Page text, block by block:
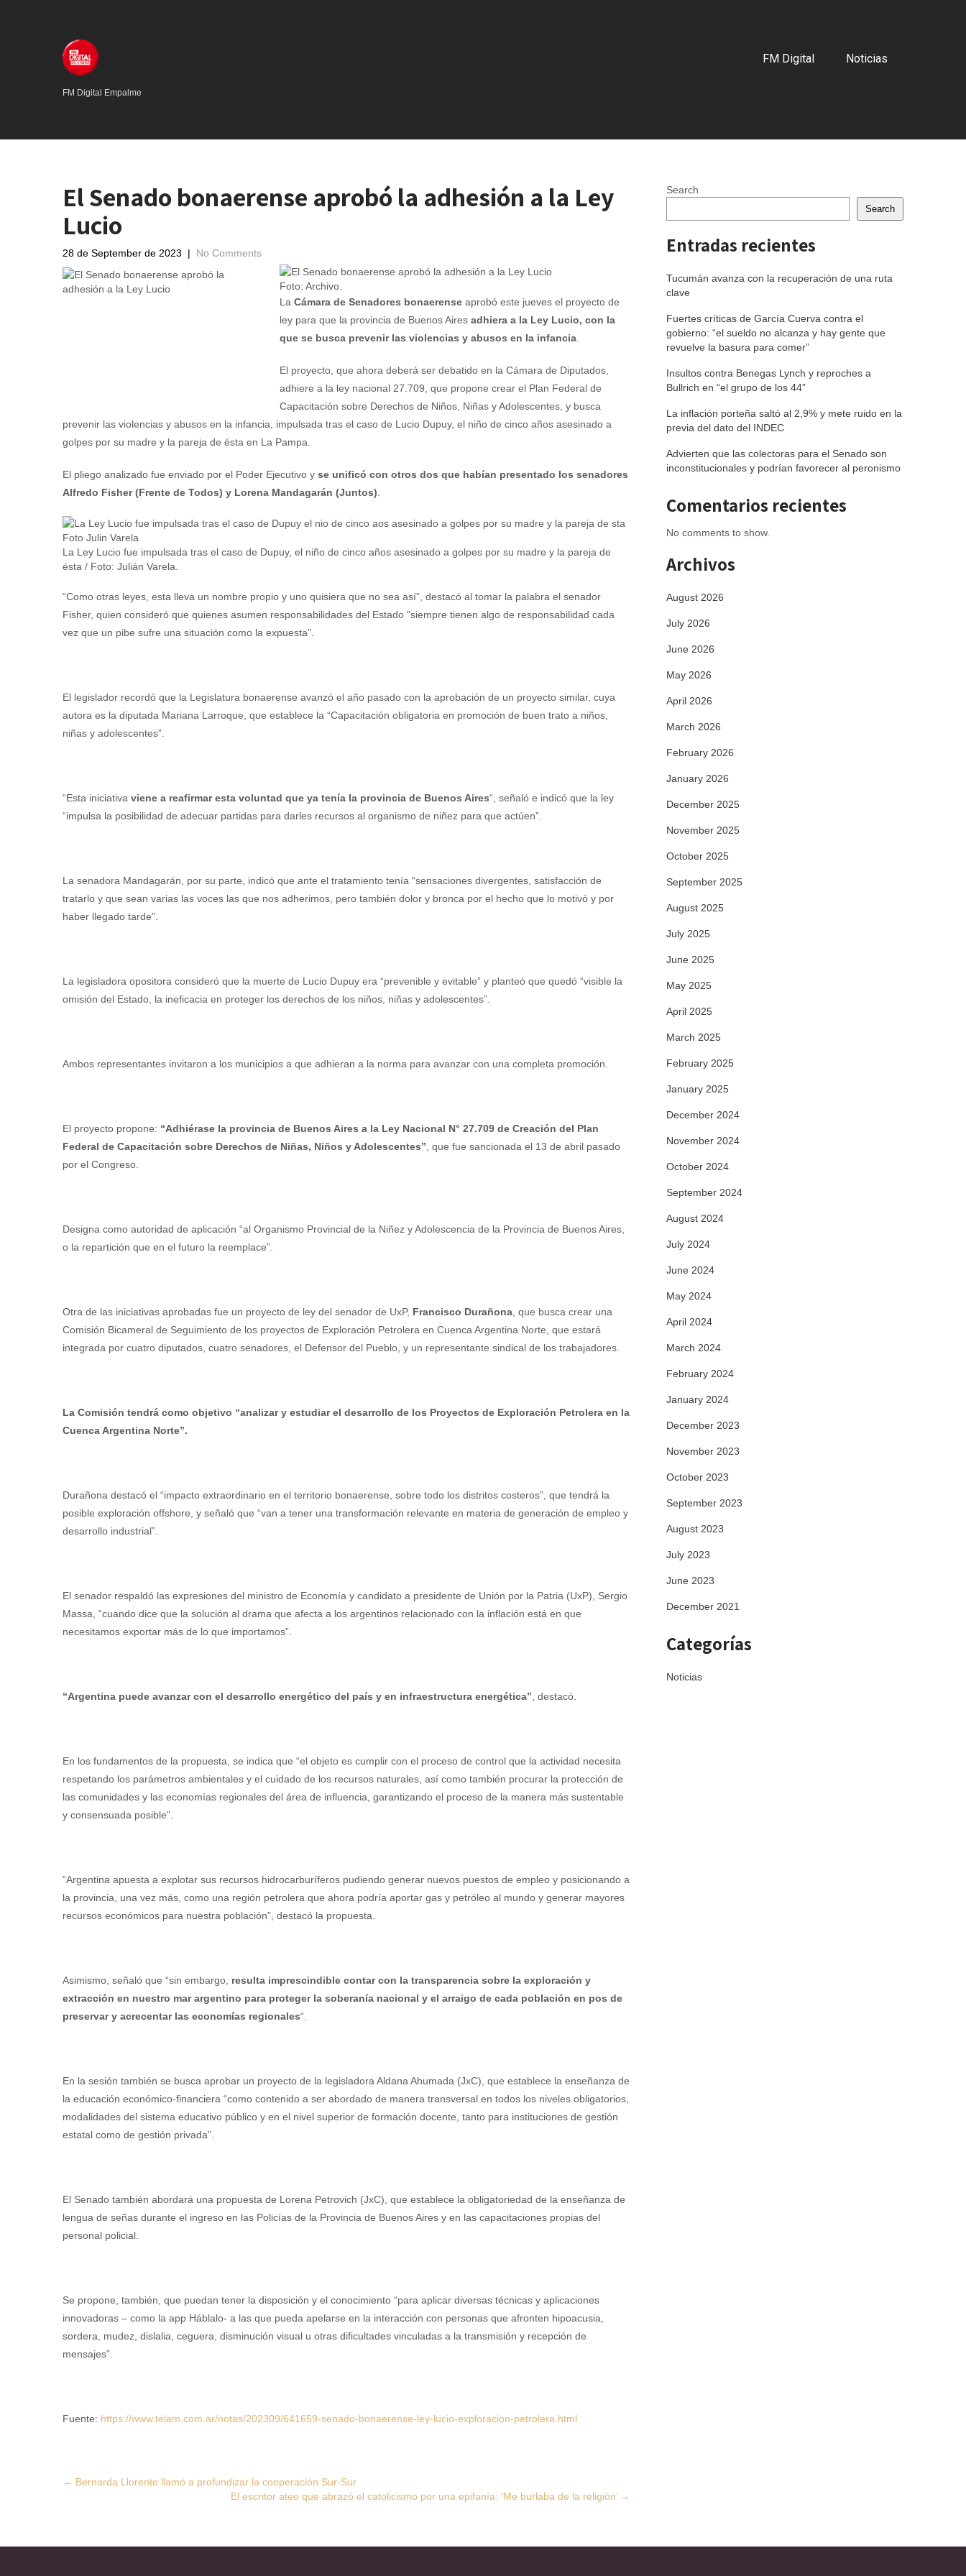
FM Digital Empalme
FM Digital Noticias
El Senado bonaerense aprobó la adhesión a la Ley
Lucio
28 de September de 2023 | No Comments
Foto: Archivo.
La Cámara de Senadores bonaerenseaprobó este jueves el proyecto de
ley para que la provincia de Buenos Aires adhiera a la Ley Lucio, con la
que se busca prevenir las violencias y abusos en la infancia.
El proyecto, que ahora deberá ser debatido en la Cámara de Diputados,
adhiere a la ley nacional 27.709, que propone crear el Plan Federal de
Capacitación sobre Derechos de Niños, Niñas y Adolescentes, y busca
prevenir las violencias y abusos en la infancia, impulsada tras el caso de Lucio Dupuy, el niño de cinco años asesinado a
golpes por su madre y la pareja de ésta en La Pampa.
El pliego analizado fue enviado por el Poder Ejecutivo y se unificó con otros dos que habían presentado los senadores
Alfredo Fisher (Frente de Todos) y Lorena Mandagarán (Juntos).
La Ley Lucio fue impulsada tras el caso de Dupuy, el niño de cinco años asesinado a golpes por su madre y la pareja de
ésta / Foto: Julián Varela.
“Como otras leyes, esta lleva un nombre propio y uno quisiera que no sea así”, destacó al tomar la palabra el senador
Fisher, quien consideró que quienes asumen responsabilidades del Estado “siempre tienen algo de responsabilidad cada
vez que un pibe sufre una situación como la expuesta”.
El legislador recordó que la Legislatura bonaerense avanzó el año pasado con la aprobación de un proyecto similar, cuya
autora es la diputada Mariana Larroque, que establece la “Capacitación obligatoria en promoción de buen trato a niños,
niñas y adolescentes”.
“Esta iniciativa viene a reafirmar esta voluntad que ya tenía la provincia de Buenos Aires“, señaló e indicó que la ley
“impulsa la posibilidad de adecuar partidas para darles recursos al organismo de niñez para que actúen”.
La senadora Mandagarán, por su parte, indicó que ante el tratamiento tenía “sensaciones divergentes, satisfacción de
tratarlo y que sean varias las voces las que nos adherimos, pero también dolor y bronca por el hecho que lo motivó y por
haber llegado tarde”.
La legisladora opositora consideró que la muerte de Lucio Dupuy era “prevenible y evitable” y planteó que quedó “visible la
omisión del Estado, la ineficacia en proteger los derechos de los niños, niñas y adolescentes”.
Ambos representantes invitaron a los municipios a que adhieran a la norma para avanzar con una completa promoción.
El proyecto propone: “Adhiérase la provincia de Buenos Aires a la Ley Nacional N° 27.709 de Creación del Plan
Federal de Capacitación sobre Derechos de Niñas, Niños y Adolescentes”, que fue sancionada el 13 de abril pasado
por el Congreso.
Designa como autoridad de aplicación “al Organismo Provincial de la Niñez y Adolescencia de la Provincia de Buenos Aires,
o la repartición que en el futuro la reemplace”.
Otra de las iniciativas aprobadas fue un proyecto de ley del senador de UxP, Francisco Durañona, que busca crear una
Comisión Bicameral de Seguimiento de los proyectos de Exploración Petrolera en Cuenca Argentina Norte, que estará
integrada por cuatro diputados, cuatro senadores, el Defensor del Pueblo, y un representante sindical de los trabajadores.
La Comisión tendrá como objetivo “analizar y estudiar el desarrollo de los Proyectos de Exploración Petrolera en la
Cuenca Argentina Norte”.
Durañona destacó el “impacto extraordinario en el territorio bonaerense, sobre todo los distritos costeros”, que tendrá la
posible exploración offshore, y señaló que “van a tener una transformación relevante en materia de generación de empleo y
desarrollo industrial”.
El senador respaldó las expresiones del ministro de Economía y candidato a presidente de Unión por la Patria (UxP), Sergio
Massa, “cuando dice que la solución al drama que afecta a los argentinos relacionado con la inflación está en que
necesitamos exportar más de lo que importamos”.
“Argentina puede avanzar con el desarrollo energético del país y en infraestructura energética”, destacó.
En los fundamentos de la propuesta, se indica que “el objeto es cumplir con el proceso de control que la actividad necesita
respetando los parámetros ambientales y el cuidado de los recursos naturales, así como también procurar la protección de
las comunidades y las economías regionales del área de influencia, garantizando el proceso de la manera más sustentable
y consensuada posible”.
“Argentina apuesta a explotar sus recursos hidrocarburíferos pudiendo generar nuevos puestos de empleo y posicionando a
la provincia, una vez más, como una región petrolera que ahora podría aportar gas y petróleo al mundo y generar mayores
recursos económicos para nuestra población”, destacó la propuesta.
Asimismo, señaló que “sin embargo, resulta imprescindible contar con la transparencia sobre la exploración y
extracción en nuestro mar argentino para proteger la soberanía nacional y el arraigo de cada población en pos de
preservar y acrecentar las economías regionales“.
En la sesión también se busca aprobar un proyecto de la legisladora Aldana Ahumada (JxC), que establece la enseñanza de
la educación económico-financiera “como contenido a ser abordado de manera transversal en todos los niveles obligatorios,
modalidades del sistema educativo público y en el nivel superior de formación docente, tanto para instituciones de gestión
estatal como de gestión privada”.
El Senado también abordará una propuesta de Lorena Petrovich (JxC), que establece la obligatoriedad de la enseñanza de
lengua de señas durante el ingreso en las Policías de la Provincia de Buenos Aires y en las capacitaciones propias del
personal policial.
Se propone, también, que puedan tener la disposición y el conocimiento “para aplicar diversas técnicas y aplicaciones
innovadoras – como la app Háblalo- a las que pueda apelarse en la interacción con personas que afronten hipoacusia,
sordera, mudez, dislalia, ceguera, disminución visual u otras dificultades vinculadas a la transmisión y recepción de
mensajes”.
Fuente: https://www.telam.com.ar/notas/202309/641659-senado-bonaerense-ley-lucio-exploracion-petrolera.html
Post
← Bernarda Llorente llamó a profundizar la cooperación Sur-Sur
El escritor ateo que abrazó el catolicismo por una epifanía: ‘Me burlaba de la religión’ →
Search
Search
Entradas recientes
Tucumán avanza con la recuperación de una ruta
clave
Fuertes críticas de García Cuerva contra el
gobierno: “el sueldo no alcanza y hay gente que
revuelve la basura para comer”
Insultos contra Benegas Lynch y reproches a
Bullrich en “el grupo de los 44”
La inflación porteña saltó al 2,9% y mete ruido en la
previa del dato del INDEC
Advierten que las colectoras para el Senado son
inconstitucionales y podrían favorecer al peronismo
Comentarios recientes
No comments to show.
Archivos
August 2026
July 2026
June 2026
May 2026
April 2026
March 2026
February 2026
January 2026
December 2025
November 2025
October 2025
September 2025
August 2025
July 2025
June 2025
May 2025
April 2025
March 2025
February 2025
January 2025
December 2024
November 2024
October 2024
September 2024
August 2024
July 2024
June 2024
May 2024
April 2024
March 2024
February 2024
January 2024
December 2023
November 2023
October 2023
September 2023
August 2023
July 2023
June 2023
December 2021
Categorías
Noticias